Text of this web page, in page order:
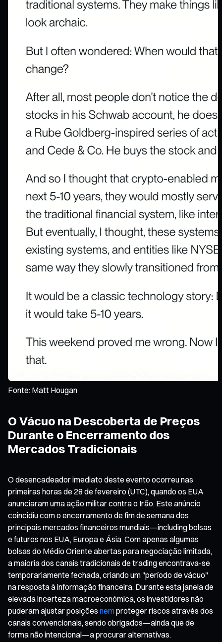
Fonte: Matt Hougan
O Vácuo na Descoberta de Preços
Durante o Encerramento dos
Mercados Tradicionais
O desencadeador imediato deste evento ocorreu nas
primeiras horas de 28 de fevereiro (UTC), quando os EUA
anunciaram uma ação militar contra o Irão. Este anúncio
coincidiu com o encerramento de fim de semana dos
principais mercados financeiros mundiais—including bolsas
e futuros nos EUA, Europa e Ásia. Com apenas algumas
bolsas do Médio Oriente abertas para negociação limitada,
a maioria dos canais tradicionais de trading encontrava-se
temporariamente fechada, criando um "período de vácuo"
na resposta à informação financeira. Durante esta janela de
elevada incerteza macroeconómica, os investidores não
puderam ajustar posições nemproteger riscos através dos
canais convencionais, sendo obrigados—ainda que de
forma não intencional—a procurar alternativas.